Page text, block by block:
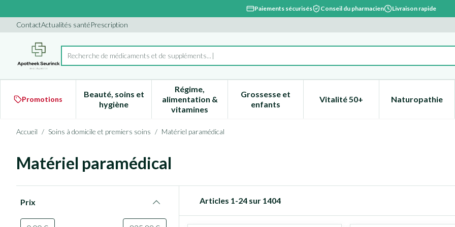
Paiements sécurisés Conseil du pharmacien Livraison rapide
ContactActualités santéPrescription
Rechercher
Recherche de médicaments
Promotions
Beauté, soins et
hygièneAfficher le sous-menu pour la catégorie Beauté, soins et hygiène
Régime,
alimentation &
vitamines
Afficher le sous-menu pour la catégorie Régime, alimentation &
Grossesse et
enfantsAfficher le sous-menu pour la catégorie
Vitalité 50+Afficher le sous-menu pour la
Naturopathie
Afficher
Accueil / Soins à domicile et premiers soins / Matériel paramédical
Matériel paramédical
Prix
Articles 1-24 sur 1404